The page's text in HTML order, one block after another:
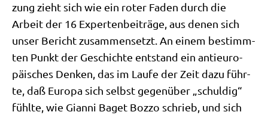
zung zieht sich wie ein roter Faden durch die
Arbeit der 16 Exper­ten­bei­trä­ge, aus denen sich
unser Bericht zusam­men­setzt. An einem bestimm­
ten Punkt der Geschich­te ent­stand ein anti­eu­ro­
päi­sches Den­ken, das im Lau­fe der Zeit dazu führ­
te, daß Euro­pa sich selbst gegen­über „schul­dig“
fühl­te, wie Gian­ni Baget Boz­zo schrieb, und sich